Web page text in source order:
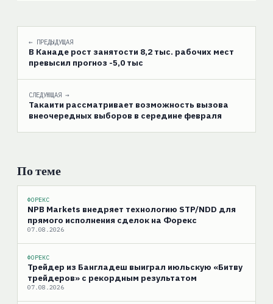
← ПРЕДЫДУЩАЯ
В Канаде рост занятости 8,2 тыс. рабочих мест
превысил прогноз -5,0 тыс
СЛЕДУЮЩАЯ →
Такаити рассматривает возможность вызова
внеочередных выборов в середине февраля
По теме
ФОРЕКС
NPB Markets внедряет технологию STP/NDD для
прямого исполнения сделок на Форекс
07.08.2026
ФОРЕКС
Трейдер из Бангладеш выиграл июльскую «Битву
трейдеров» с рекордным результатом
07.08.2026